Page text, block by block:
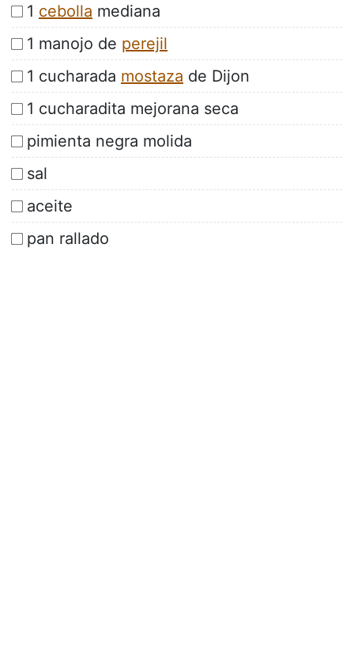
1 cebolla mediana
1 manojo de perejil
1 cucharada mostaza de Dijon
1 cucharadita mejorana seca
pimienta negra molida
sal
aceite
pan rallado